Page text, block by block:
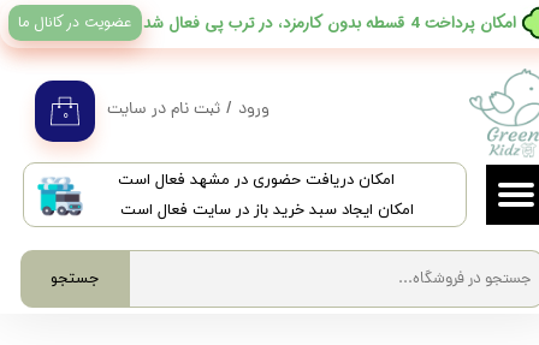
​امکان دریافت حضوری در مشهد فعال است
امکان ایجاد سبد خرید باز در سایت فعال است
جستجو
۰ ورود / ثبت نام در سایت
حساب کاربری من
تغییر گذر واژه
سفارشات
خروج از حساب کاربری
​امکان پرداخت 4 قسطه بدون کارمزد، در ترب پی فعال شد عضویت در کانال ما